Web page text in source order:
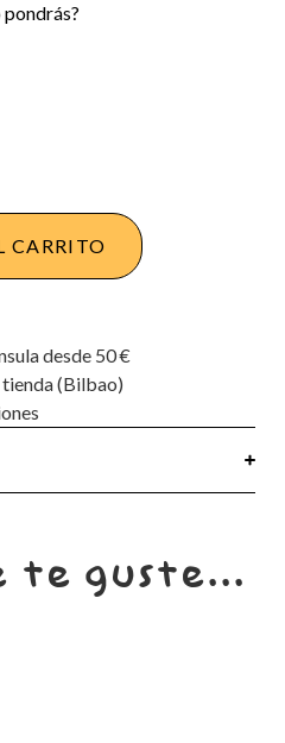
pondrás?
CARRITO
desde 50 €
(Bilbao)
te guste...